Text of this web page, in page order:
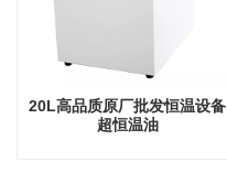
20L高品质原厂批发恒温设备
超恒温油